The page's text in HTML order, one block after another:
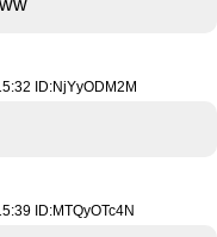
ID:NjYyODM2M
ID:MTQyOTc4N